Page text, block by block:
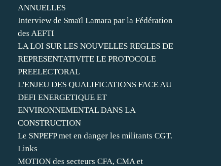
ANNUELLES
Interview de Smaïl Lamara par la Fédération
des AEFTI
LA LOI SUR LES NOUVELLES REGLES DE
REPRESENTATIVITE LE PROTOCOLE
PREELECTORAL
L'ENJEU DES QUALIFICATIONS FACE AU
DEFI ENERGETIQUE ET
ENVIRONNEMENTAL DANS LA
CONSTRUCTION
Le SNPEFP met en danger les militants CGT.
Links
MOTION des secteurs CFA, CMA et